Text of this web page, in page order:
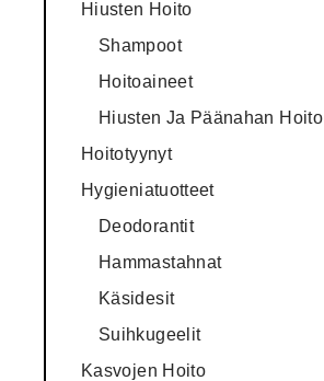
Hiusten Hoito
Shampoot
Hoitoaineet
Hiusten Ja Päänahan Hoito
Hoitotyynyt
Hygieniatuotteet
Deodorantit
Hammastahnat
Käsidesit
Suihkugeelit
Kasvojen Hoito